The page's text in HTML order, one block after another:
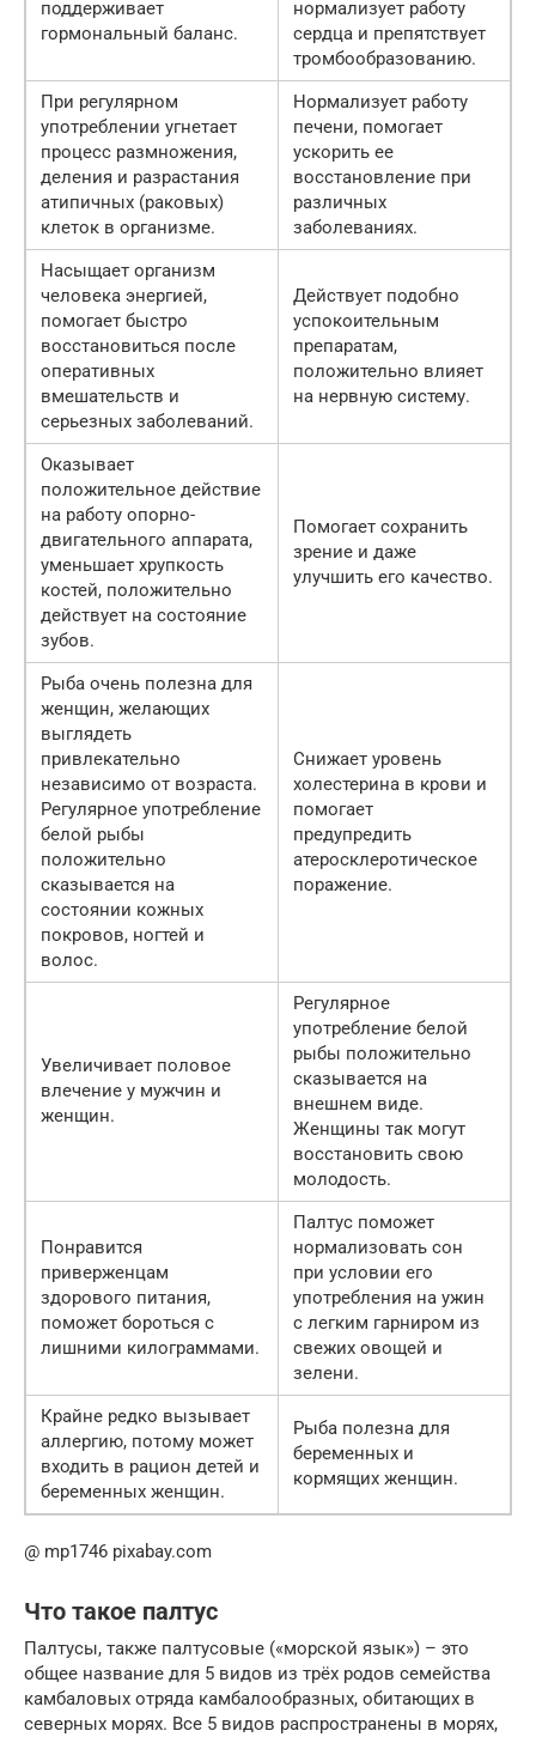
поддерживает
гормональный баланс.
нормализует работу
сердца и препятствует
тромбообразованию.
При регулярном
употреблении угнетает
процесс размножения,
деления и разрастания
атипичных (раковых)
клеток в организме.
Нормализует работу
печени, помогает
ускорить ее
восстановление при
различных
заболеваниях.
Насыщает организм
человека энергией,
помогает быстро
восстановиться после
оперативных
вмешательств и
серьезных заболеваний.
Действует подобно
успокоительным
препаратам,
положительно влияет
на нервную систему.
Оказывает
положительное действие
на работу опорно-
двигательного аппарата,
уменьшает хрупкость
костей, положительно
действует на состояние
зубов.
Помогает сохранить
зрение и даже
улучшить его качество.
Рыба очень полезна для
женщин, желающих
выглядеть
привлекательно
независимо от возраста.
Регулярное употребление
белой рыбы
положительно
сказывается на
состоянии кожных
покровов, ногтей и
волос.
Снижает уровень
холестерина в крови и
помогает
предупредить
атеросклеротическое
поражение.
Увеличивает половое
влечение у мужчин и
женщин.
Регулярное
употребление белой
рыбы положительно
сказывается на
внешнем виде.
Женщины так могут
восстановить свою
молодость.
Понравится
приверженцам
здорового питания,
поможет бороться с
лишними килограммами.
Палтус поможет
нормализовать сон
при условии его
употребления на ужин
с легким гарниром из
свежих овощей и
зелени.
Крайне редко вызывает
аллергию, потому может
входить в рацион детей и
беременных женщин.
Рыба полезна для
беременных и
кормящих женщин.
@ mp1746 pixabay.com
Что такое палтус
Палтусы, также палтусовые («морской язык») – это
общее название для 5 видов из трёх родов семейства
камбаловых отряда камбалообразных, обитающих в
северных морях. Все 5 видов распространены в морях,